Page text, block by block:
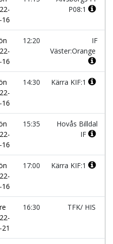
16
P08:1
16
12:20
IF
Väster:Orange
16
14:30 Kärra KIF:1
16
15:35
Hovås Billdal
IF
16
17:00 Kärra KIF:1
16:30 TFK/ HIS